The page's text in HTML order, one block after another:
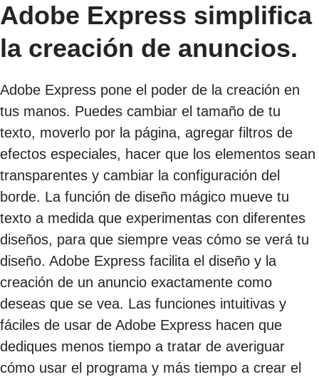
Adobe Express simplifica
la creación de anuncios.
Adobe Express pone el poder de la creación en
tus manos. Puedes cambiar el tamaño de tu
texto, moverlo por la página, agregar filtros de
efectos especiales, hacer que los elementos sean
transparentes y cambiar la configuración del
borde. La función de diseño mágico mueve tu
texto a medida que experimentas con diferentes
diseños, para que siempre veas cómo se verá tu
diseño. Adobe Express facilita el diseño y la
creación de un anuncio exactamente como
deseas que se vea. Las funciones intuitivas y
fáciles de usar de Adobe Express hacen que
dediques menos tiempo a tratar de averiguar
cómo usar el programa y más tiempo a crear el